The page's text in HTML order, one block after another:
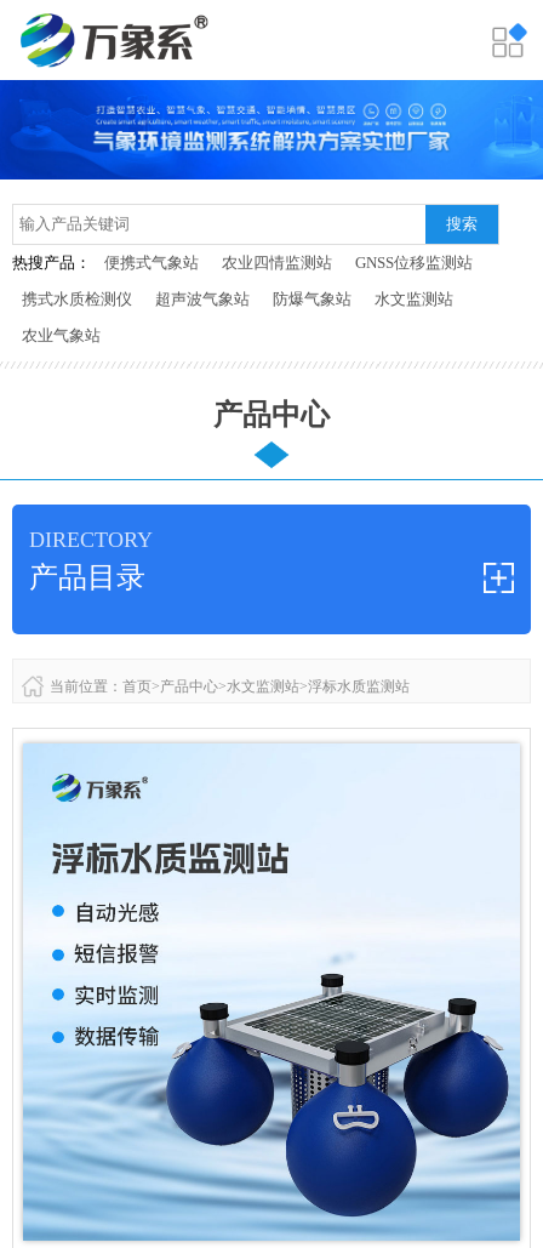
搜索
热搜产品： 便携式气象站 农业四情监测站
GNSS位移监测站
携式水质检测仪
超声波气象站 防爆气象站
水文监测站
农业气象站
产品中心
DIRECTORY
产品目录
当前位置： 首页>产品中心>水文监测站>浮标水质监测站